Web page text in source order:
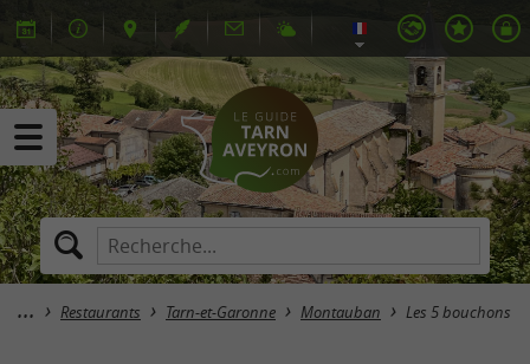
Restaurants Tarn-et-Garonne Montauban Les 5 bouchons